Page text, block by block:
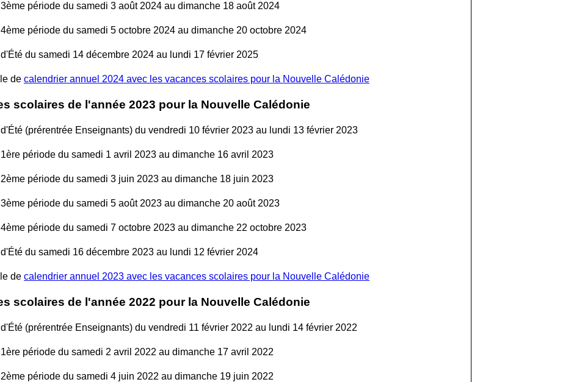
période du samedi 3 août 2024 au dimanche 18 août 2024
période du samedi 5 octobre 2024 au dimanche 20 octobre 2024
du samedi 14 décembre 2024 au lundi 17 février 2025
de calendrier annuel 2024 avec les vacances scolaires pour la Nouvelle Calédonie
scolaires de l'année 2023 pour la Nouvelle Calédonie
(prérentrée Enseignants) du vendredi 10 février 2023 au lundi 13 février 2023
période du samedi 1 avril 2023 au dimanche 16 avril 2023
période du samedi 3 juin 2023 au dimanche 18 juin 2023
période du samedi 5 août 2023 au dimanche 20 août 2023
période du samedi 7 octobre 2023 au dimanche 22 octobre 2023
du samedi 16 décembre 2023 au lundi 12 février 2024
de calendrier annuel 2023 avec les vacances scolaires pour la Nouvelle Calédonie
scolaires de l'année 2022 pour la Nouvelle Calédonie
(prérentrée Enseignants) du vendredi 11 février 2022 au lundi 14 février 2022
période du samedi 2 avril 2022 au dimanche 17 avril 2022
période du samedi 4 juin 2022 au dimanche 19 juin 2022